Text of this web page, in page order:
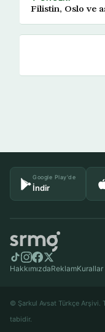
Filistin, Oslo ve
Google Play'de
İndir
HakkımızdaReklam
© Şarkul Avsat Türkçe Arşivi.
tabidir.